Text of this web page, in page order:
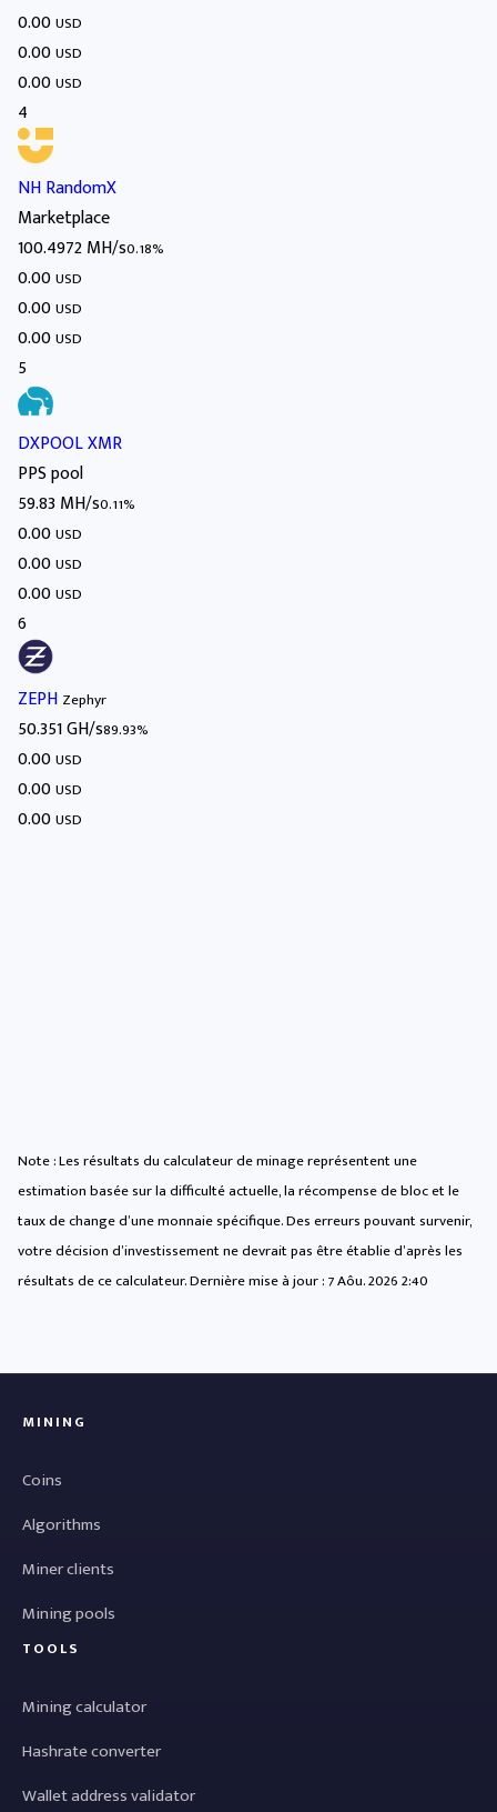
0.00USD
0.00USD
0.00USD
4
NH RandomX
Marketplace
100.4972 MH/s0.18%
0.00USD
0.00USD
0.00USD
5
DXPOOL XMR
PPS pool
59.83 MH/s0.11%
0.00USD
0.00USD
0.00USD
6
ZEPH Zephyr
50.351 GH/s89.93%
0.00USD
0.00USD
0.00USD
Note : Les résultats du calculateur de minage représentent une
estimation basée sur la difficulté actuelle, la récompense de bloc et le
taux de change d’une monnaie spécifique. Des erreurs pouvant survenir,
votre décision d’investissement ne devrait pas être établie d’après les
résultats de ce calculateur. Dernière mise à jour :7 Aôu. 2026 2:40
MINING
Coins
Algorithms
Miner clients
Mining pools
TOOLS
Mining calculator
Hashrate converter
Wallet address validator